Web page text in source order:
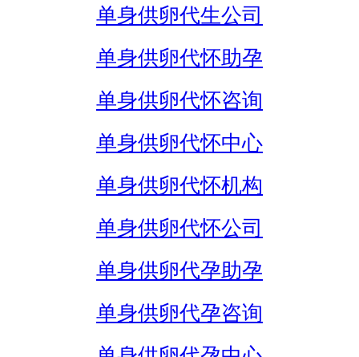
单身供卵代生公司
单身供卵代怀助孕
单身供卵代怀咨询
单身供卵代怀中心
单身供卵代怀机构
单身供卵代怀公司
单身供卵代孕助孕
单身供卵代孕咨询